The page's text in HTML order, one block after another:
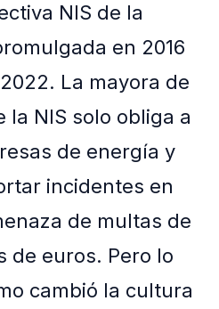
NIS de la
en 2016
La mayora de
la NIS solo obliga a
de energía y
incidentes en
de multas de
de euros. Pero lo
cambió la cultura